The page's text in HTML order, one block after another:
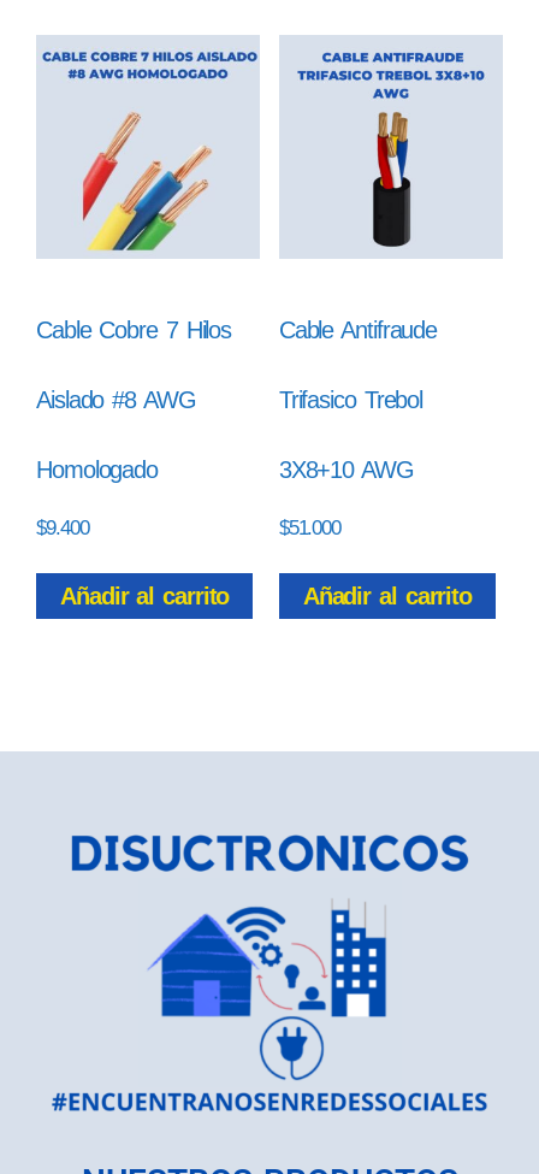
Cable Cobre 7 Hilos
Aislado #8 AWG
Homologado
$9.400
Añadir al carrito
Cable Antifraude
Trifasico Trebol
3X8+10 AWG
$51.000
Añadir al carrito